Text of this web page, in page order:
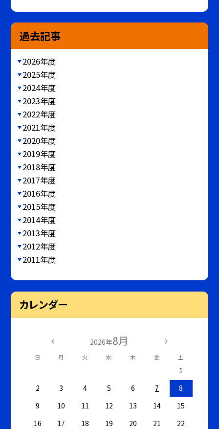
過去記事
2026年度
2025年度
2024年度
2023年度
2022年度
2021年度
2020年度
2019年度
2018年度
2017年度
2016年度
2015年度
2014年度
2013年度
2012年度
2011年度
カレンダー
2026年8月
日 月 火 水 木 金 土
1
2
3 4 5 6 7
8
9
10 11 12 13 14
15
16
17 18 19 20 21
22